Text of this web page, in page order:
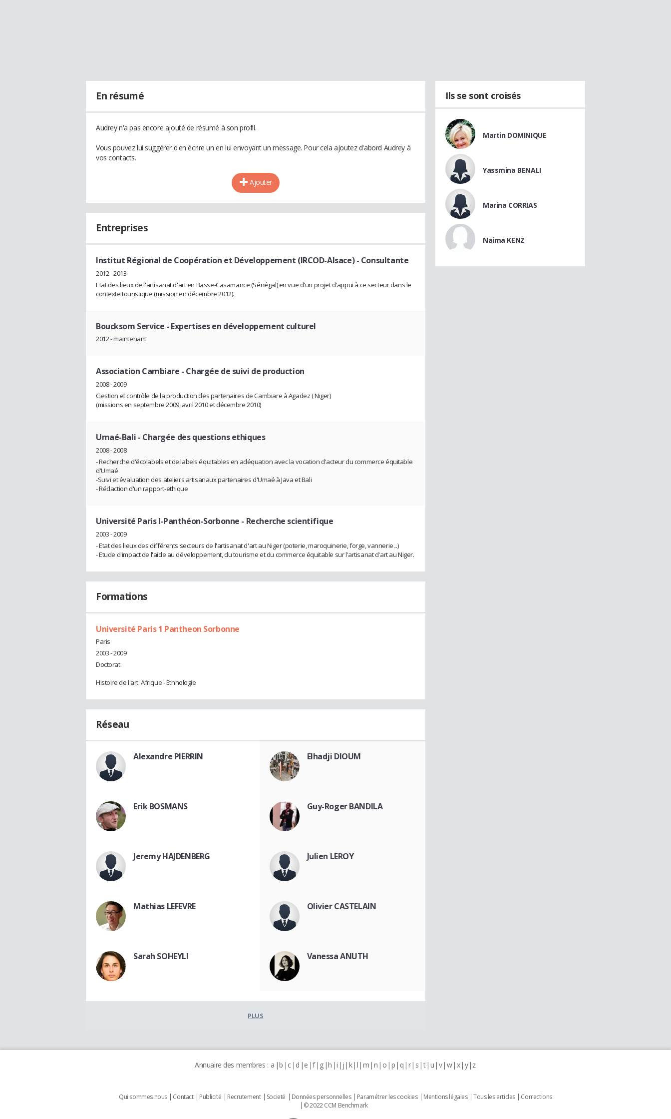
En résumé
Audrey n'a pas encore ajouté de résumé à son profil.
Vous pouvez lui suggérer d'en écrire un en lui envoyant un message. Pour cela ajoutez d'abord Audrey à
vos contacts.
Ajouter
Entreprises
Institut Régional de Coopération et Développement (IRCOD-Alsace)- Consultante
2012 - 2013
Etat des lieux de l'artisanat d'art en Basse-Casamance (Sénégal) en vue d'un projet d'appui à ce secteur dans le
contexte touristique (mission en décembre 2012).
Boucksom Service - Expertises en développement culturel
2012 - maintenant
Association Cambiare - Chargée de suivi de production
2008 - 2009
Gestion et contrôle de la production des partenaires de Cambiare à Agadez ( Niger)
(missions en septembre 2009, avril 2010 et décembre 2010)
Umaé-Bali - Chargée des questions ethiques
2008 - 2008
- Recherche d'écolabels et de labels équitables en adéquation avec la vocation d'acteur du commerce équitable
d'Umaé
-Suivi et évaluation des ateliers artisanaux partenaires d'Umaé à Java et Bali
- Rédaction d'un rapport-ethique
Université Paris I-Panthéon-Sorbonne - Recherche scientifique
2003 - 2009
- Etat des lieux des différents secteurs de l'artisanat d'art au Niger (poterie, maroquinerie, forge, vannerie...)
- Etude d'impact de l'aide au développement, du tourisme et du commerce équitable sur l'artisanat d'art au Niger.
Formations
Université Paris 1 Pantheon Sorbonne
Paris
2003 - 2009
Doctorat
Histoire de l'art. Afrique - Ethnologie
Réseau
Alexandre PIERRIN Elhadji DIOUM
Erik BOSMANS Guy-Roger BANDILA
Jeremy HAJDENBERG Julien LEROY
Mathias LEFEVRE Olivier CASTELAIN
Sarah SOHEYLI Vanessa ANUTH
PLUS
Ils se sont croisés
Martin DOMINIQUE
Yassmina BENALI
Marina CORRIAS
Naima KENZ
Annuaire des membres : a b c d e f g h i j k l m n o p q r s t u v w x y z
Qui sommes nous Contact Publicité Recrutement Societé Données personnelles Paramétrer les cookies Mentions légales Tous les articles
Corrections
© 2022 CCM Benchmark